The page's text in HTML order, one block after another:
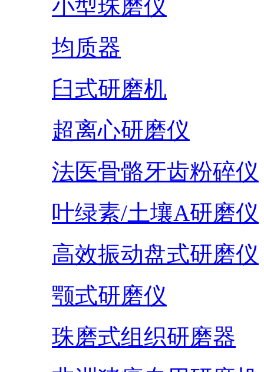
小型珠磨仪
均质器
臼式研磨机
超离心研磨仪
法医骨骼牙齿粉碎仪
叶绿素/土壤A研磨仪
高效振动盘式研磨仪
颚式研磨仪
珠磨式组织研磨器